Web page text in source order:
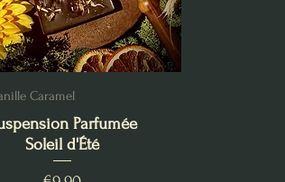
Caramel
Parfumée
Soleil d'Été